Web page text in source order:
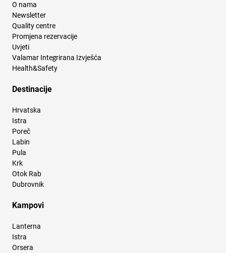
O nama
Newsletter
Quality centre
Promjena rezervacije
Uvjeti
Valamar Integrirana Izvješća
Health&Safety
Destinacije
Hrvatska
Istra
Poreč
Labin
Pula
Krk
Otok Rab
Dubrovnik
Kampovi
Lanterna
Istra
Orsera